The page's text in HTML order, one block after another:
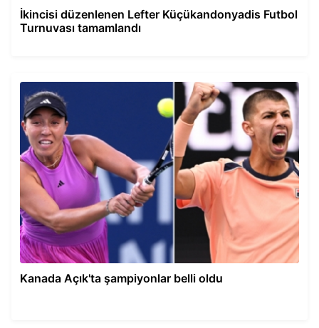
İkincisi düzenlenen Lefter Küçükandonyadis Futbol
Turnuvası tamamlandı
Kanada Açık'ta şampiyonlar belli oldu